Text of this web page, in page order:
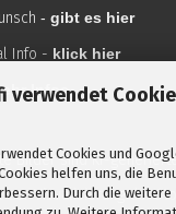
verwendet
Cookies und
helfen uns, die
Durch die
- gibt es hier
Info - klick hier
Infos
Bilder sind KI-
zur Visualisierung der